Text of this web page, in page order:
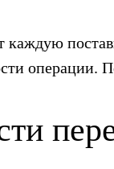
каждую
операции.